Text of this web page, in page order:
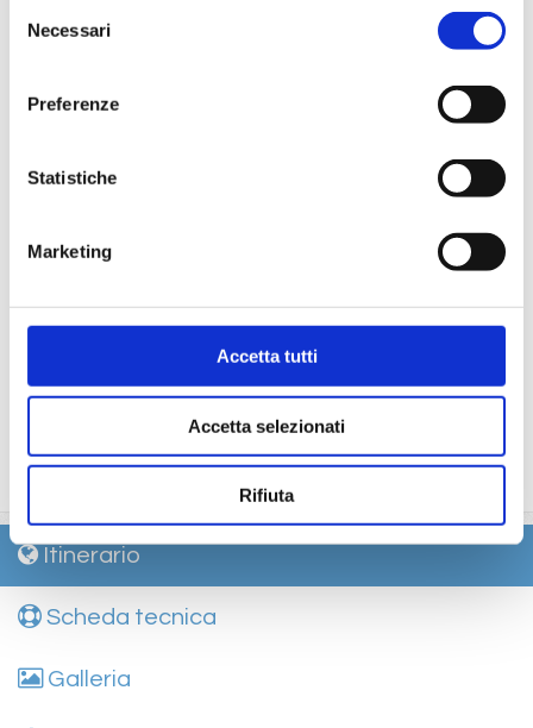
delNecessari
Preferenze
Statistiche
Marketing
Accetta tutti
Accetta selezionati
Rifiuta
La partecipazione a tutte le attività di animazione
Gli spettacoli musicali o di cabaret nel teatro di bordo, i
balli e le feste in programma tutte le sere durante la
L'utilizzo di tutte le attrezzature della nave: piscine,
lettini, teli mare, palestra, vasche idromassaggio,
Assicurazione multirischi.
Tasse portuali
Le quote di servizio altri servizi (parrucchiere, massaggi,
lavanderia).
Itinerario
Scheda tecnica
Galleria